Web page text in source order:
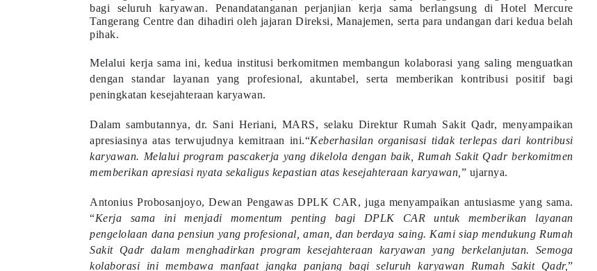
bagi seluruh karyawan. Penandatanganan perjanjian kerja sama berlangsung di Hotel Mercure
Tangerang Centre dan dihadiri oleh jajaran Direksi, Manajemen, serta para undangan dari kedua belah
pihak.
Melalui kerja sama ini, kedua institusi berkomitmen membangun kolaborasi yang saling menguatkan
dengan standar layanan yang profesional, akuntabel, serta memberikan kontribusi positif bagi
peningkatan kesejahteraan karyawan.
Dalam sambutannya, dr. Sani Heriani, MARS, selaku Direktur Rumah Sakit Qadr, menyampaikan
apresiasinya atas terwujudnya kemitraan ini.“Keberhasilan organisasi tidak terlepas dari kontribusi
karyawan. Melalui program pascakerja yang dikelola dengan baik, Rumah Sakit Qadr berkomitmen
memberikan apresiasi nyata sekaligus kepastian atas kesejahteraan karyawan, ” ujarnya.
Antonius Probosanjoyo, Dewan Pengawas DPLK CAR, juga menyampaikan antusiasme yang sama.
“Kerja sama ini menjadi momentum penting bagi DPLK CAR untuk memberikan layanan
pengelolaan dana pensiun yang profesional, aman, dan berdaya saing. Kami siap mendukung Rumah
Sakit Qadr dalam menghadirkan program kesejahteraan karyawan yang berkelanjutan. Semoga
kolaborasi ini membawa manfaat jangka panjang bagi seluruh karyawan Rumah Sakit Qadr,”